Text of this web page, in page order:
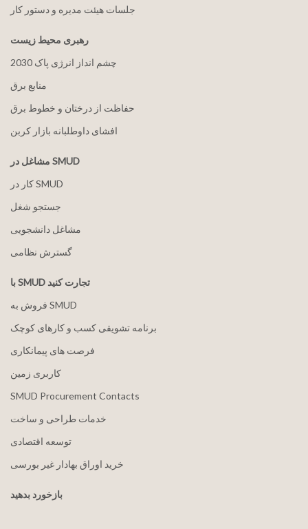
جلسات هیئت مدیره و دستور کار
رهبری محیط زیست
2030 چشم انداز انرژی پاک
منابع برق
حفاظت از درختان و خطوط برق
افشای داوطلبانه بازار کربن
مشاغل در SMUD
کار در SMUD
جستجو شغل
مشاغل دانشجویی
گسترش نظامی
با SMUD تجارت کنید
فروش به SMUD
برنامه تشویقی کسب و کارهای کوچک
فرصت های پیمانکاری
کاربری زمین
SMUD Procurement Contacts
خدمات طراحی و ساخت
توسعه اقتصادی
خرید اوراق بهادار غیر بورسی
بازخورد بدهید